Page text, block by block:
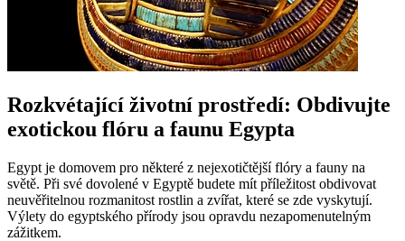
Rozkvétající životní prostředí: Obdivujte
exotickou flóru a faunu Egypta
Egypt je domovem pro některé z nejexotičtější flóry a fauny na
světě. Při své dovolené v Egyptě budete mít příležitost obdivovat
neuvěřitelnou rozmanitost rostlin a zvířat, které se zde vyskytují.
Výlety do egyptského přírody jsou opravdu nezapomenutelným
zážitkem.